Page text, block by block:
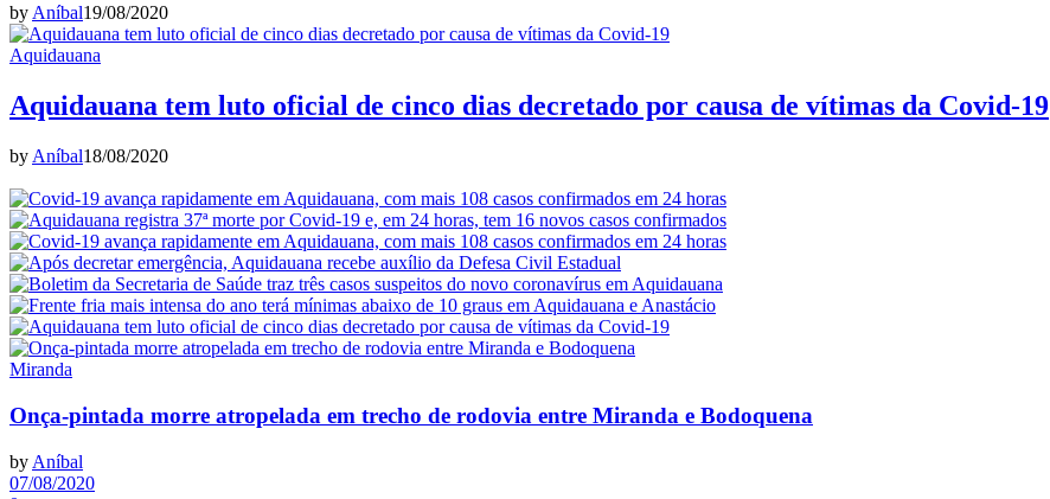
byAníbal19/08/2020
Aquidauana
Aquidauana tem luto oficial de cinco dias decretado por causa de vítimas da Covid-19
by Aníbal18/08/2020
Miranda
Onça-pintada morre atropelada em trecho de rodovia entre Miranda e Bodoquena
by Aníbal
07/08/2020